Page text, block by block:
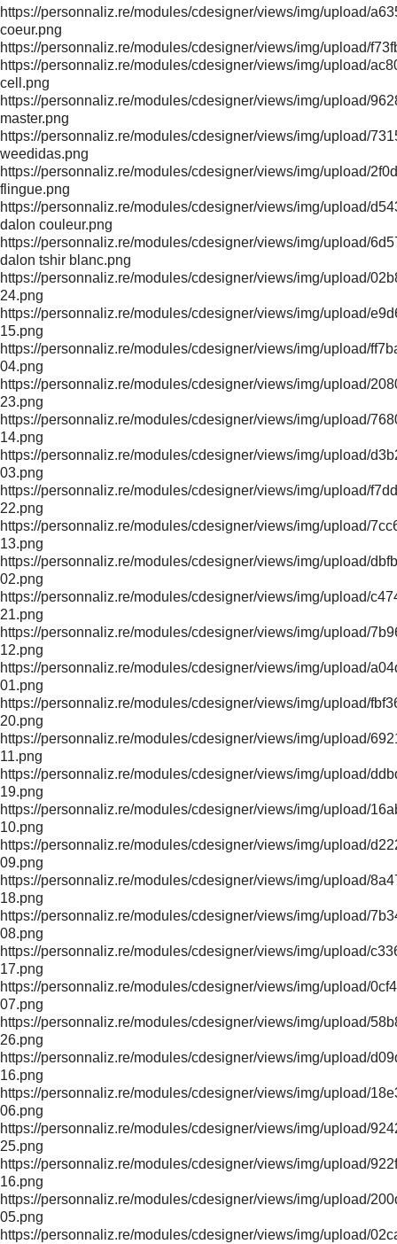
https://personnaliz.re/modules/cdesigner/views/img/upload/
coeur.png
https://personnaliz.re/modules/cdesigner/views/img/upload/
https://personnaliz.re/modules/cdesigner/views/img/upload/
cell.png
https://personnaliz.re/modules/cdesigner/views/img/upload/
master.png
https://personnaliz.re/modules/cdesigner/views/img/upload/
weedidas.png
https://personnaliz.re/modules/cdesigner/views/img/upload/
flingue.png
https://personnaliz.re/modules/cdesigner/views/img/upload/
dalon couleur.png
https://personnaliz.re/modules/cdesigner/views/img/upload/
dalon tshir blanc.png
https://personnaliz.re/modules/cdesigner/views/img/upload/
24.png
https://personnaliz.re/modules/cdesigner/views/img/upload/
15.png
https://personnaliz.re/modules/cdesigner/views/img/upload/
04.png
https://personnaliz.re/modules/cdesigner/views/img/upload/
23.png
https://personnaliz.re/modules/cdesigner/views/img/upload/
14.png
https://personnaliz.re/modules/cdesigner/views/img/upload/
03.png
https://personnaliz.re/modules/cdesigner/views/img/upload/
22.png
https://personnaliz.re/modules/cdesigner/views/img/upload/
13.png
https://personnaliz.re/modules/cdesigner/views/img/upload/
02.png
https://personnaliz.re/modules/cdesigner/views/img/upload/
21.png
https://personnaliz.re/modules/cdesigner/views/img/upload/
12.png
https://personnaliz.re/modules/cdesigner/views/img/upload/
01.png
https://personnaliz.re/modules/cdesigner/views/img/upload/
20.png
https://personnaliz.re/modules/cdesigner/views/img/upload/
11.png
https://personnaliz.re/modules/cdesigner/views/img/upload/
19.png
https://personnaliz.re/modules/cdesigner/views/img/upload/
10.png
https://personnaliz.re/modules/cdesigner/views/img/upload/
09.png
https://personnaliz.re/modules/cdesigner/views/img/upload/
18.png
https://personnaliz.re/modules/cdesigner/views/img/upload/
08.png
https://personnaliz.re/modules/cdesigner/views/img/upload/
17.png
https://personnaliz.re/modules/cdesigner/views/img/upload/
07.png
https://personnaliz.re/modules/cdesigner/views/img/upload/
26.png
https://personnaliz.re/modules/cdesigner/views/img/upload/
16.png
https://personnaliz.re/modules/cdesigner/views/img/upload/
06.png
https://personnaliz.re/modules/cdesigner/views/img/upload/
25.png
https://personnaliz.re/modules/cdesigner/views/img/upload/
16.png
https://personnaliz.re/modules/cdesigner/views/img/upload/
05.png
https://personnaliz.re/modules/cdesigner/views/img/upload/